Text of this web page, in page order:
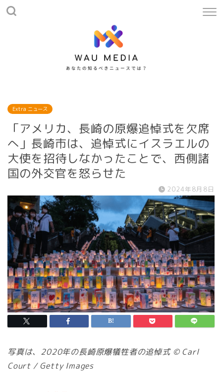
Extra ニュース
「アメリカ、長崎の原爆追悼式を欠席
へ」長崎市は、追悼式にイスラエルの
大使を招待しなかったことで、西側諸
国の外交官を怒らせた
2024年8月8日
写真は、2020年の長崎原爆犠牲者の追悼式 © Carl
Court / Getty Images